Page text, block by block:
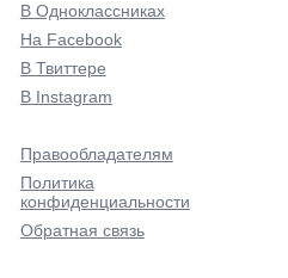
В Одноклассниках
На Facebook
В Твиттере
В Instagram
Правообладателям
Политика
конфиденциальности
Обратная связь